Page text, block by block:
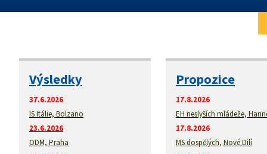
Výsledky
37.6.2026
IS Itálie, Bolzano
23.6.2026
ODM, Praha
Propozice
17.8.2026
EH neslyších mládeže,
17.8.2026
MS dospělých, Nové Dilí